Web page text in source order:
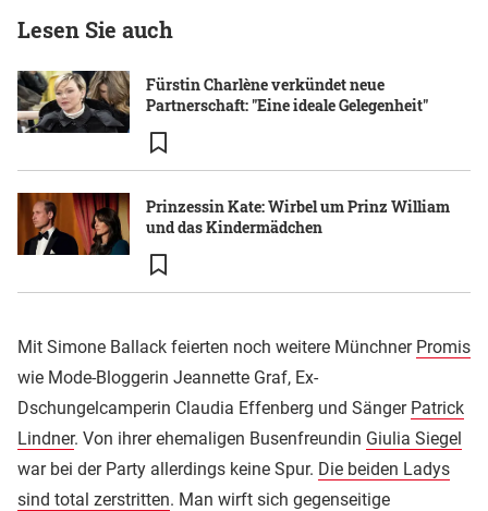
Lesen Sie auch
Fürstin Charlène verkündet neue
Partnerschaft: "Eine ideale Gelegenheit"
Prinzessin Kate: Wirbel um Prinz William
und das Kindermädchen
Mit Simone Ballack feierten noch weitere Münchner Promis
wie Mode-Bloggerin Jeannette Graf, Ex-
Dschungelcamperin Claudia Effenberg und Sänger Patrick
Lindner. Von ihrer ehemaligen Busenfreundin Giulia Siegel
war bei der Party allerdings keine Spur. Die beiden Ladys
sind total zerstritten. Man wirft sich gegenseitige